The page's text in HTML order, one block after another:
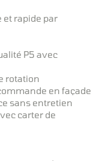
et rapide par
P5 avec
rotation
en façade
sans entretien
carter de